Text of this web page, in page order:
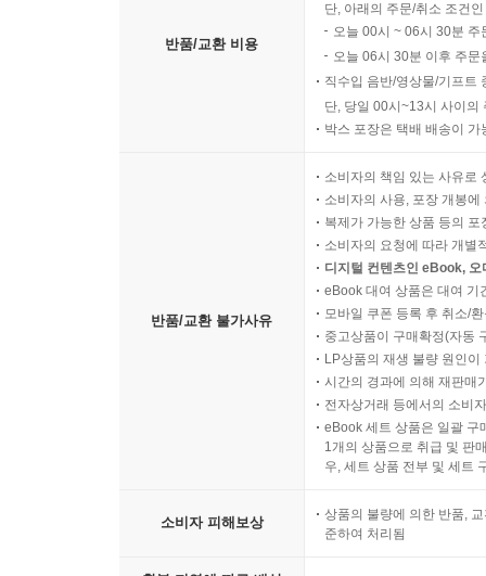
반품/교환 비용
단, 아래의 주문/취소 조건
오늘 00시 ~ 06시 30분
오늘 06시 30분 이후 주
직수입 음반/영상물/기프트
단, 당일 00시~13시 사이의
박스 포장은 택배 배송이
반품/교환 불가사유
소비자의 책임 있는 사유로
소비자의 사용, 포장 개봉
복제가 가능한 상품 등의
소비자의 요청에 따라 개별
디지털 컨텐츠인 eBook,
eBook 대여 상품은 대여 기
모바일 쿠폰 등록 후 취소/
중고상품이 구매확정(자동
LP상품의 재생 불량 원인
시간의 경과에 의해 재판매
전자상거래 등에서의 소비
eBook 세트 상품은 일괄 구
1개의 상품으로 취급 및 판
우, 세트 상품 전부 및 세트
소비자 피해보상
상품의 불량에 의한 반품,
준하여 처리됨